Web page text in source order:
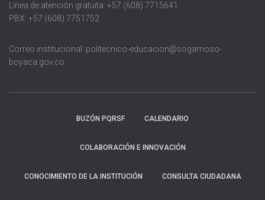
Línea de atención gratuita: +57 (608) 7715641
PBX: +57 (608) 7751752
Correo institucional: politecnico-educacion@sogamoso-
boyaca.gov.co
BUZÓN PQRSF CALENDARIO
COLABORACIÓN E INNOVACIÓN
CONOCIMIENTO DE LA INSTITUCIÓN CONSULTA CIUDADANA